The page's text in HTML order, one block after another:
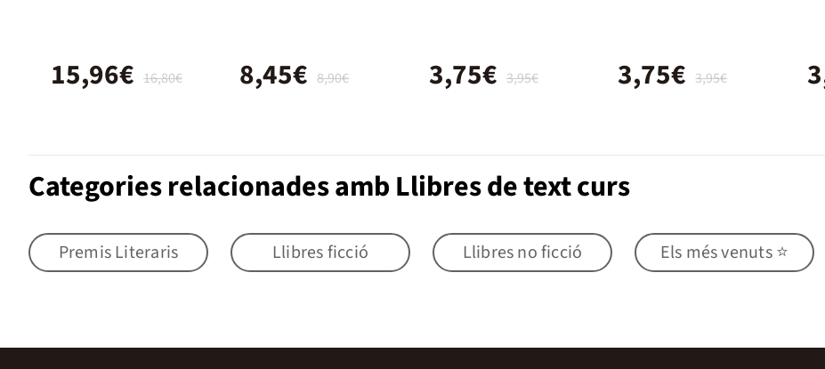
16,80€
15,96€ 8,90€
8,45€ 3,95€
3,75€ 3,95€
3,75€
Categories relacionades amb Llibres de text curs
Premis Literaris Llibres ficció Llibres no ficció Els més venuts ⭐